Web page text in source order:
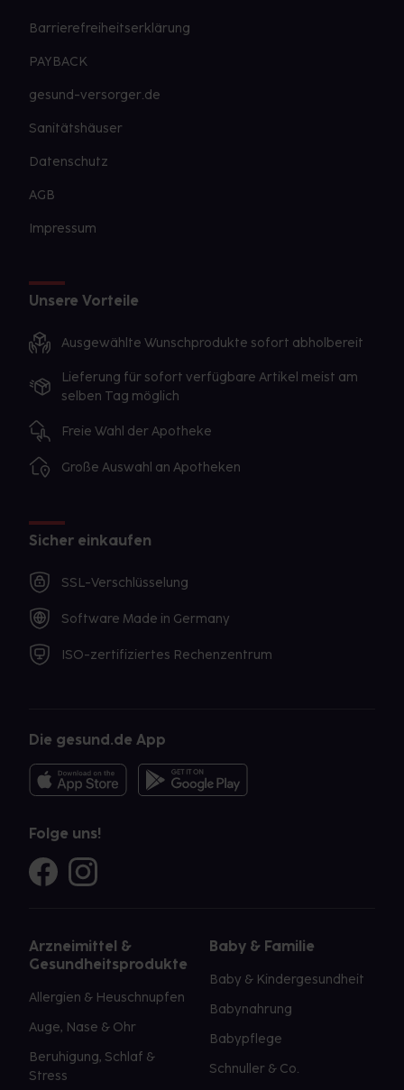
Barrierefreiheitserklärung
PAYBACK
gesund-versorger.de
Sanitätshäuser
Datenschutz
AGB
Impressum
Unsere Vorteile
Ausgewählte Wunschprodukte sofort abholbereit
Lieferung für sofort verfügbare Artikel meist am
selben Tag möglich
Freie Wahl der Apotheke
Große Auswahl an Apotheken
Sicher einkaufen
SSL-Verschlüsselung
Software Made in Germany
ISO-zertifiziertes Rechenzentrum
Die gesund.de App
Folge uns!
Arzneimittel &
Gesundheitsprodukte
Allergien & Heuschnupfen
Auge, Nase & Ohr
Beruhigung, Schlaf &
Stress
Baby & Familie
Baby & Kindergesundheit
Babynahrung
Babypflege
Schnuller & Co.